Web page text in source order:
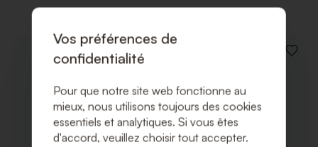
Vos préférences de
confidentialité
Pour que notre site web fonctionne au
mieux, nous utilisons toujours des cookies
essentiels et analytiques. Si vous êtes
d'accord, veuillez choisir tout accepter.